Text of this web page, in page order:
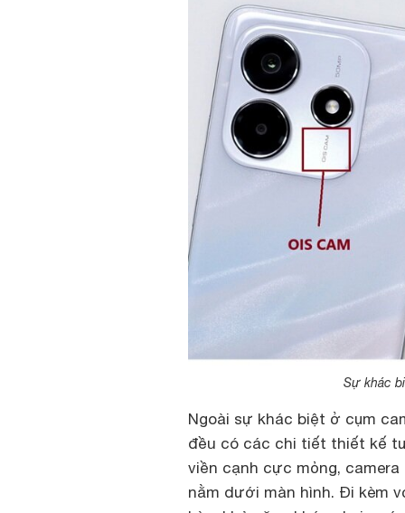
Sự khác
Ngoài sự khác biệt ở cụm
đều có các chi tiết thiết kế
viền cạnh cực mỏng,
nằm dưới màn hình. Đi kèm